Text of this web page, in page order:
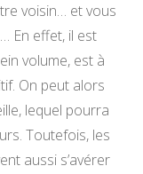
voisin… et vous
En effet, il est
volume, est à
On peut alors
lequel pourra
Toutefois, les
aussi s’avérer